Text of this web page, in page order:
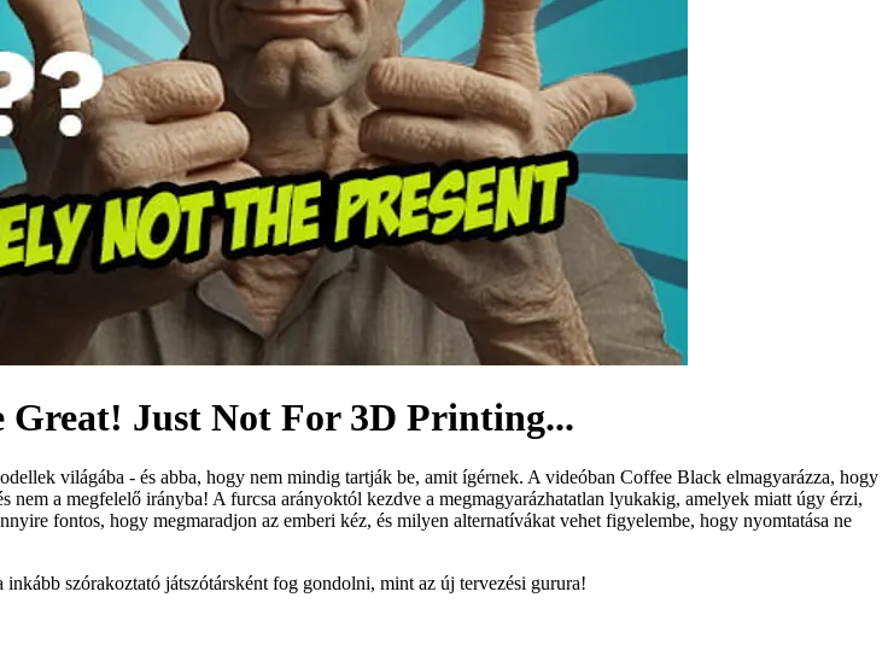
Great! Just Not For 3D Printing...
világába - és abba, hogy nem mindig tartják be, amit ígérnek. A videóban Coffee Black elmagyarázza, hogy
a megfelelő irányba! A furcsa arányoktól kezdve a megmagyarázhatatlan lyukakig, amelyek miatt úgy érzi,
fontos, hogy megmaradjon az emberi kéz, és milyen alternatívákat vehet figyelembe, hogy nyomtatása ne
szórakoztató játszótársként fog gondolni, mint az új tervezési gurura!